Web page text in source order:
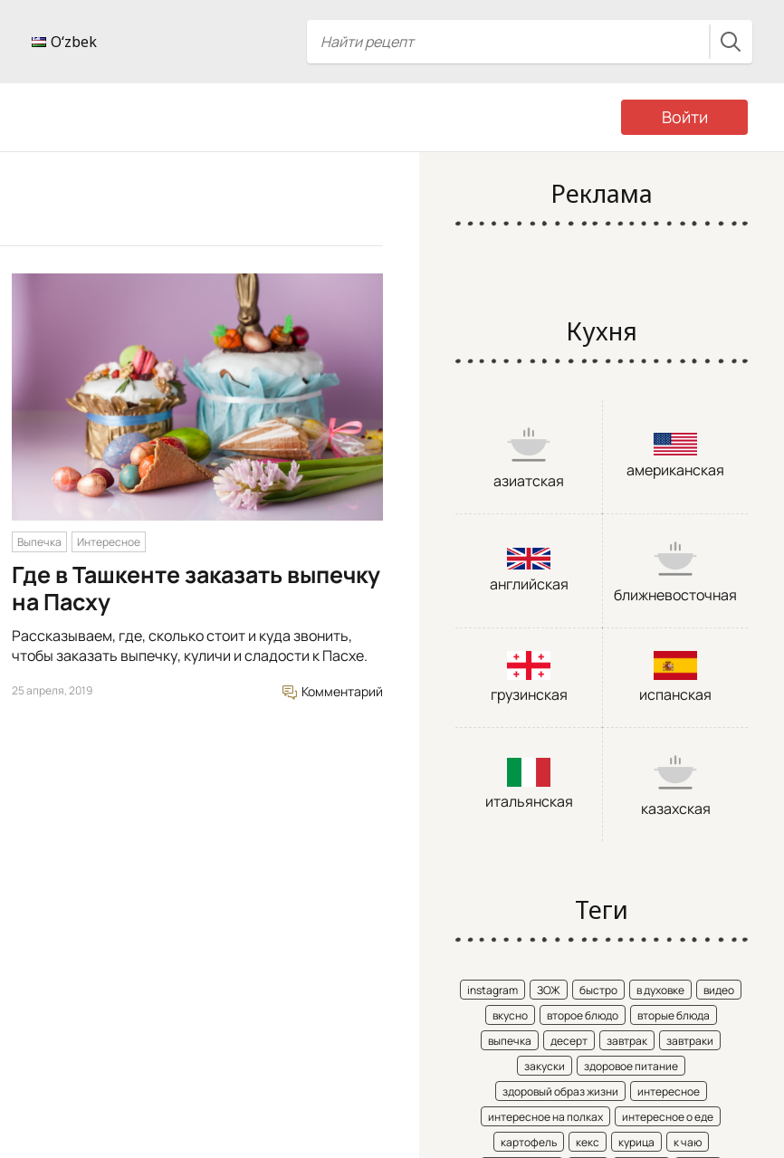
Oʻzbek
Войти
Выпечка Интересное
Где в Ташкенте заказать выпечку
на Пасху
Рассказываем, где, сколько стоит и куда звонить,
чтобы заказать выпечку, куличи и сладости к Пасхе.
25 апреля, 2019 Комментарий
Реклама
Кухня
азиатская
американская
английская
ближневосточная
грузинская испанская
итальянская казахская
Теги
instagram ЗОЖ быстро в духовке
видео
вкусно
второе блюдо
вторые блюда
выпечка
десерт завтрак
завтраки
закуски
здоровое питание
здоровый образ жизни
интересное
интересное на полках
интересное о еде
картофель
кекс курица
к чаю